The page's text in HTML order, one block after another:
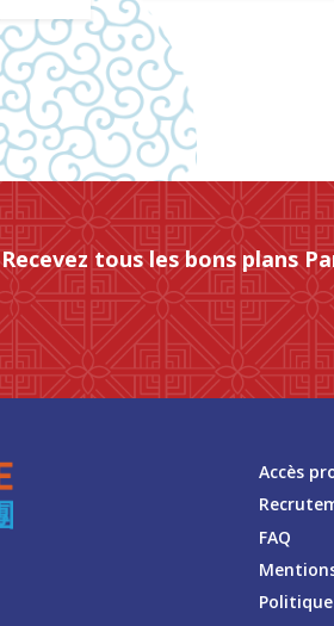
Recevez tous les bons plans
Accès
FAQ
Politique